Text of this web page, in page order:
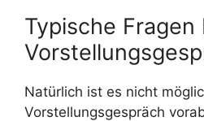
Typische Fragen
Natürlich ist es nicht
Vorstellungsgespräch